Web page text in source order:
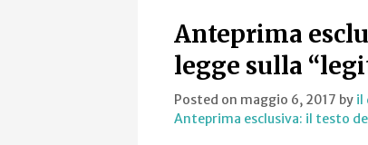
Anteprima
legge sulla
Posted on maggio 6, 2017 by il
Anteprima esclusiva: il testo